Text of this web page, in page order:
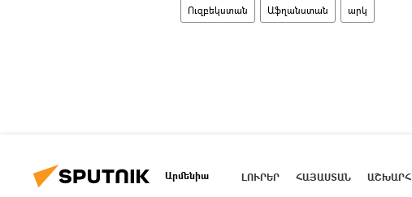
Ուզբեկստան Աֆղանստան արկ
Արմենիա ԼՈՒՐԵՐ ՀԱՅԱՍՏԱՆ ԱՇԽԱՐՀ